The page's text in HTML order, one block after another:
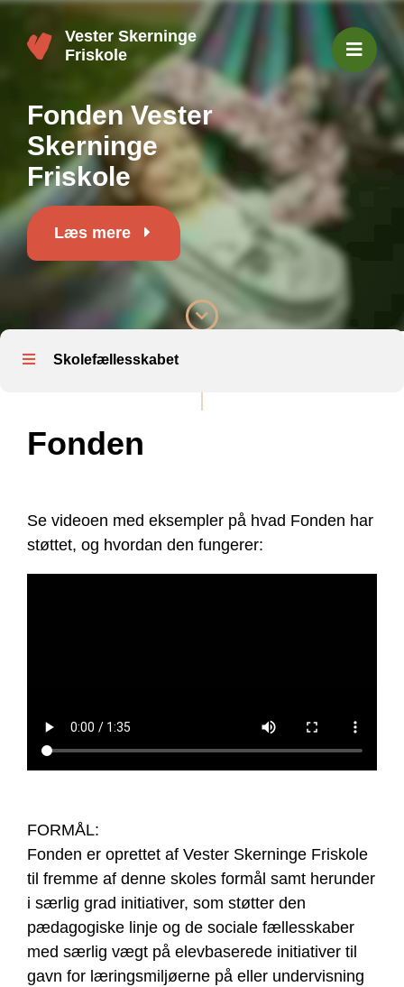
Vester Skerninge
Friskole
Fonden Vester
Skerninge
Friskole
Læs mere
Skolefællesskabet
Fonden
Se videoen med eksempler på hvad Fonden har
støttet, og hvordan den fungerer:
FORMÅL:
Fonden er oprettet af Vester Skerninge Friskole
til fremme af denne skoles formål samt herunder
i særlig grad initiativer, som støtter den
pædagogiske linje og de sociale fællesskaber
med særlig vægt på elevbaserede initiativer til
gavn for læringsmiljøerne på eller undervisning